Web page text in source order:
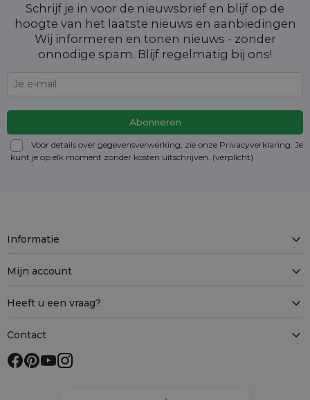
Schrijf je in voor de nieuwsbrief en blijf op de
hoogte van het laatste nieuws en aanbiedingen
Wij informeren en tonen nieuws - zonder
onnodige spam. Blijf regelmatig bij ons!
Voor details over gegevensverwerking, zie onze Privacyverklaring. Je
kunt je op elk moment zonder kosten uitschrijven. (verplicht)
Informatie
Mijn account
Heeft u een vraag?
Contact